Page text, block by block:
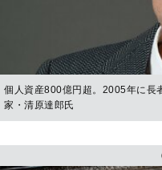
個人資産800億円超。2005年に長
家・清原達郎氏